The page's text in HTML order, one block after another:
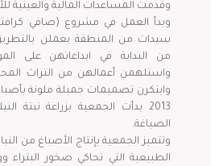
وقدمت المساعدات المالية والعينية
سيدات من المنطقة يعملن
من البداية في ابداعاتهن على
واستلهمن أعمالهن من التراث
وابتكرن تصميمات جميلة ملونة
2013 بدأت الجمعية بزراعة نبتة
الصباغة.
وتتميز الجمعية بإنتاج الأصباغ من
الطبيعية التي تحاكي صخور البتراء